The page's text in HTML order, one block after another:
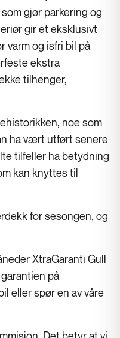
gjør parkering og
gir et eksklusivt
varm og isfri bil på
ekstra
tilhenger,
noe som
ha vært utført senere
tilfeller ha betydning
kan knyttes til
for sesongen, og
XtraGaranti Gull
på
eller spør en av våre